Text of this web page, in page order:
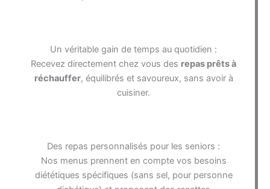
Un véritable gain de temps au quotidien :
Recevez directement chez vous des repas prêts à
réchauffer, équilibrés et savoureux, sans avoir à
cuisiner.
Des repas personnalisés pour les seniors :
Nos menus prennent en compte vos besoins
diététiques spécifiques (sans sel, pour personne